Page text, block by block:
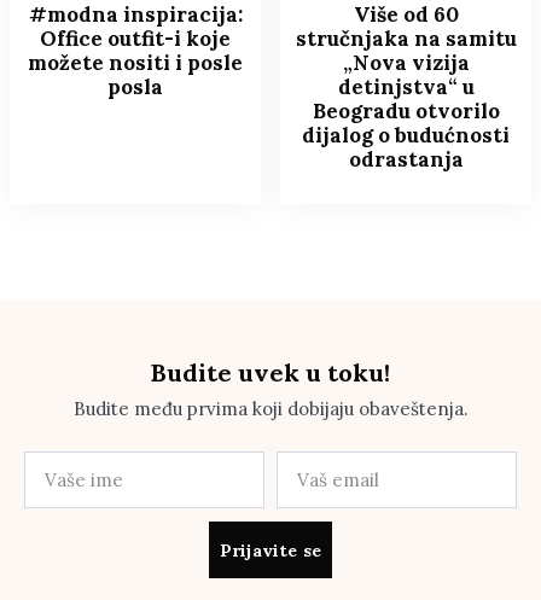
#modna inspiracija:
Office outfit-i koje
možete nositi i posle
posla
Više od 60
stručnjaka na samitu
„Nova vizija
detinjstva“ u
Beogradu otvorilo
dijalog o budućnosti
odrastanja
Budite uvek u toku!
Budite među prvima koji dobijaju obaveštenja.
Prijavite se